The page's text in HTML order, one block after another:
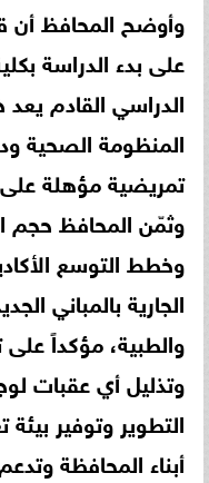
وأوضح المحافظ أن
على بدء الدراسة
الدراسي القادم يعد
المنظومة الصحية
تمريضية مؤهلة
وثمّن المحافظ حجم
وخطط التوسع
الجارية بالمباني
والطبية، مؤكداً
وتذليل أي عقبات
التطوير وتوفير
أبناء المحافظة